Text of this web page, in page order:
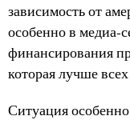
зависимость от
особенно в медиа-
финансирования
которая лучше
Ситуация